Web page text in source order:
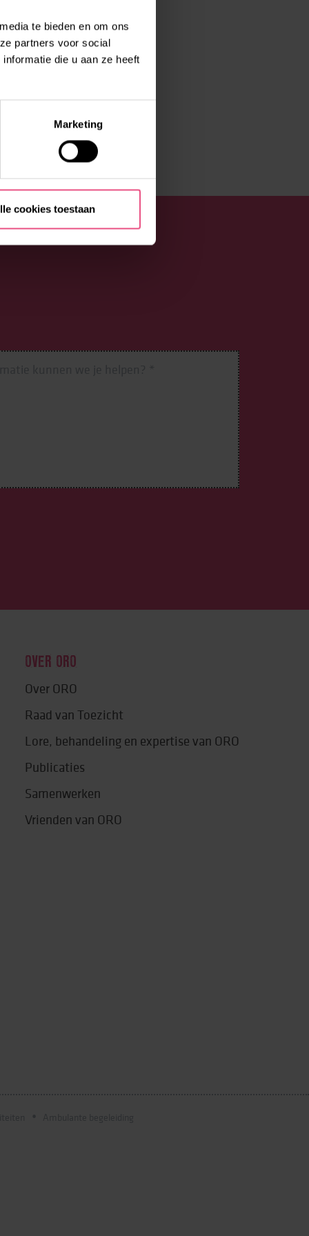
te bieden en om ons
partners voor social
die u aan ze heeft
Marketing
cookies toestaan
OVER ORO
Over ORO
Raad van Toezicht
Lore, behandeling en expertise van ORO
Publicaties
Samenwerken
Vrienden van ORO